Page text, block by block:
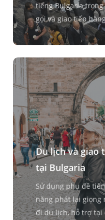
tiếng Bulgaria trong
gọi và giao tiếp
Du lịch và giao
tại Bulgaria
Sử dụng phụ đề
năng phát lại giọng
đi du lịch, hỗ trợ tại